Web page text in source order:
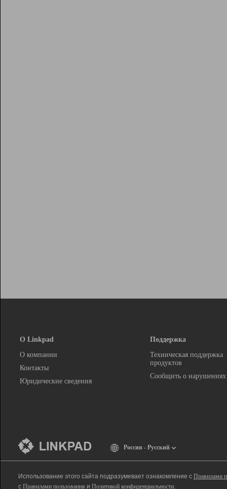
О Linkpad
О компании
Контакты
Юридические сведения
Поддержка
Техническая поддержка
продуктов
Сообщить о нарушениях
Россия - Русский
Использование этого сайта подразумевает ознакомление с Правилами
с Правилами пользования и Политикой конфиденциальности.